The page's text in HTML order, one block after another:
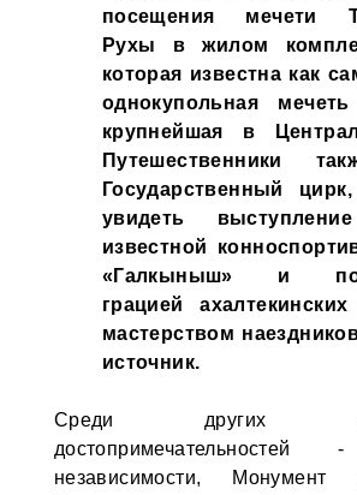
посещения мечети
Рухы в жилом
которая известна как
однокупольная
крупнейшая в
Путешественники
Государственный
увидеть
известной
«Галкыныш» и
грацией
мастерством
источник.
Среди других
независимости, Монумент